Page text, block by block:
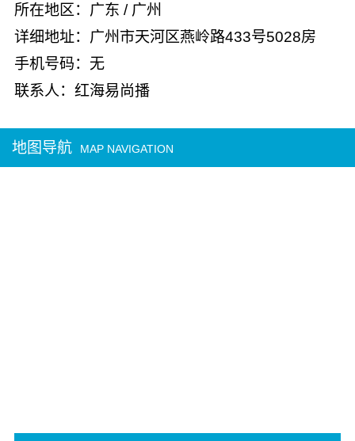
所在地区：广东 / 广州
详细地址：广州市天河区燕岭路433号5028房
手机号码：无
联系人：红海易尚播
地图导航 MAP NAVIGATION